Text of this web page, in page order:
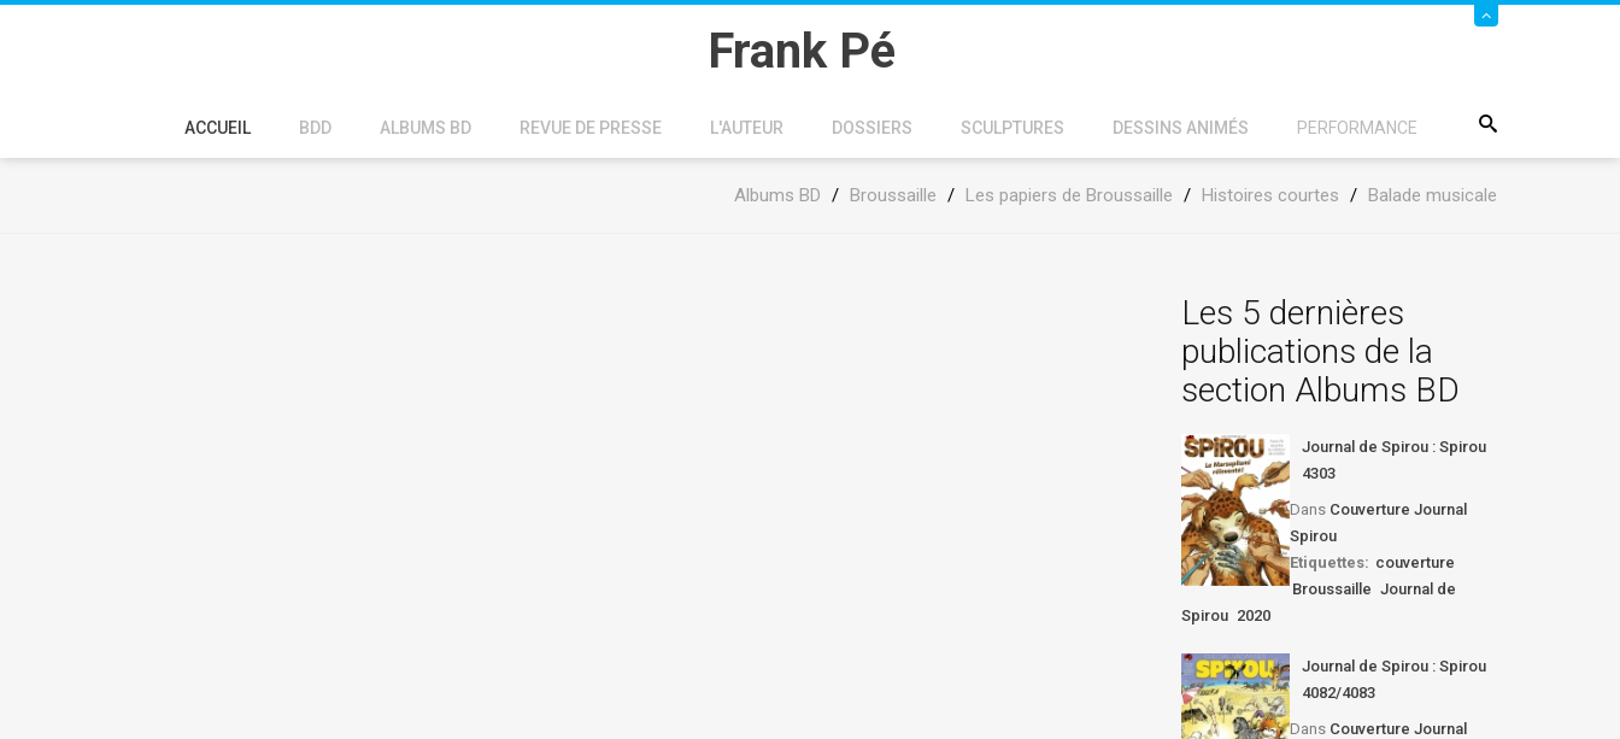
Frank Pé
ACCUEIL BDD ALBUMS BD REVUE DE PRESSE L'AUTEUR DOSSIERS SCULPTURES DESSINS ANIMÉS PERFORMANCE
Albums BD / Broussaille / Les papiers de Broussaille / Histoires courtes / Balade musicale
Les 5 dernières
publications de la
section Albums BD
Journal de Spirou : Spirou
4303
Dans Couverture Journal
Spirou
Etiquettes: couverture
Broussaille Journal de
Spirou 2020
Journal de Spirou : Spirou
4082/4083
Dans Couverture Journal